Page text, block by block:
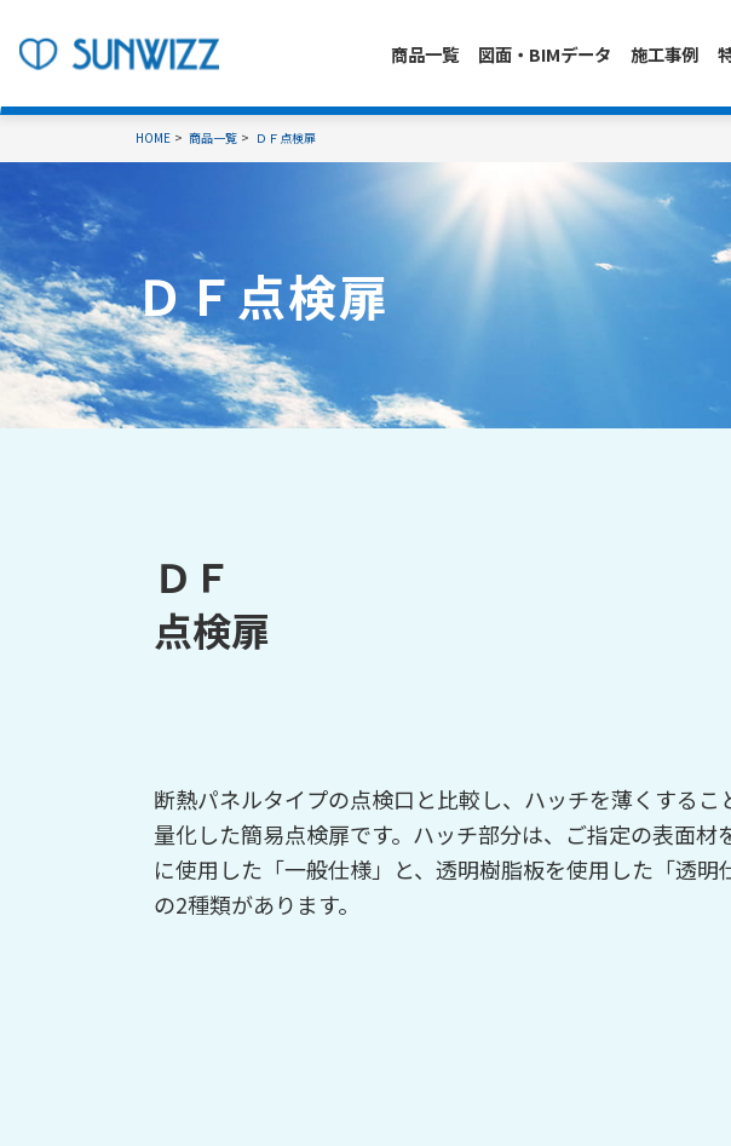
商品一覧 図面・BIMデータ 施工事例
HOME 商品一覧 ＤＦ点検扉
ＤＦ点検扉
ＤＦ
点検扉
断熱パネルタイプの点検口と比較し、ハッチを薄くするこ
量化した簡易点検扉です。ハッチ部分は、ご指定の表面材
に使用した「一般仕様」と、透明樹脂板を使用した「透明
の2種類があります。